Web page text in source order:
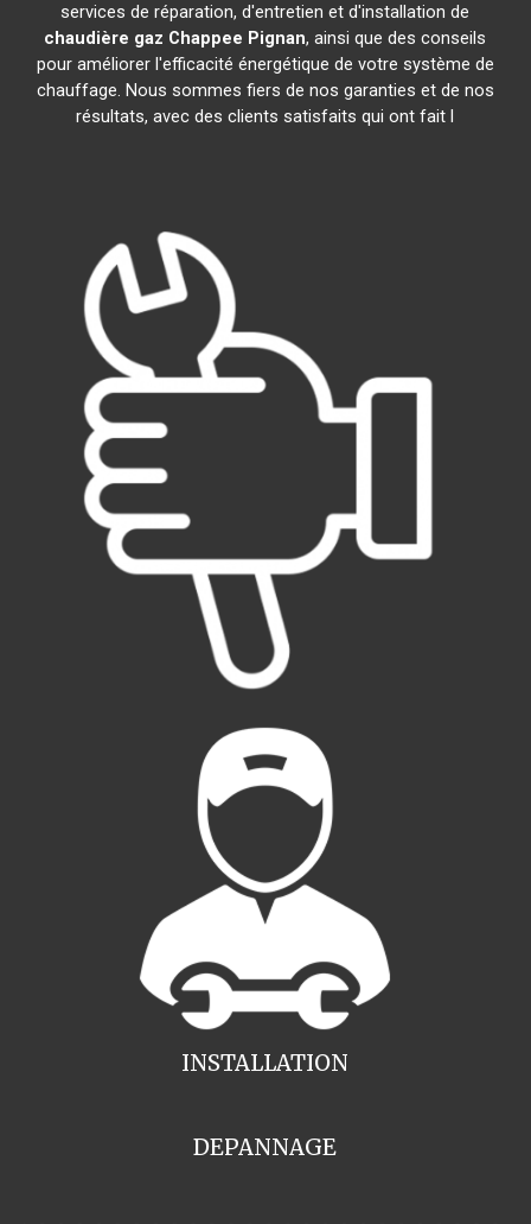
services de réparation, d'entretien et d'installation de
chaudière gaz Chappee Pignan, ainsi que des conseils
pour améliorer l'efficacité énergétique de votre système de
chauffage. Nous sommes fiers de nos garanties et de nos
résultats, avec des clients satisfaits qui ont fait l
INSTALLATION
DEPANNAGE